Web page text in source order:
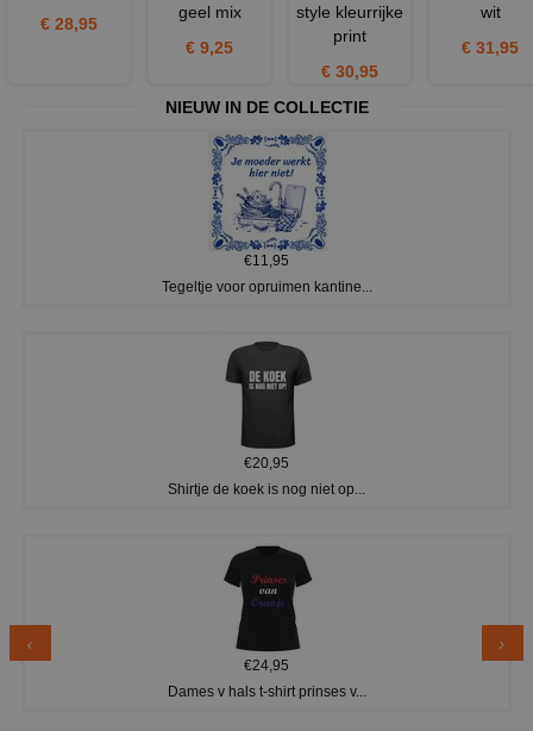
€ 28,95
geel mix
€ 9,25
style kleurrijke
print
€ 30,95
wit
€ 31,95
NIEUW IN DE COLLECTIE
€11,95
Tegeltje voor opruimen kantine...
€20,95
Shirtje de koek is nog niet op...
€24,95
Dames v hals t-shirt prinses v...